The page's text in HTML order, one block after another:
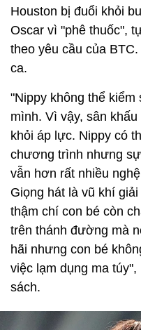
Houston bị đuổi khỏi
Oscar vì "phê thuốc",
theo yêu cầu của
ca.
"Nippy không thể
mình. Vì vậy, sân
khỏi áp lực. Nippy có
chương trình nhưng
vẫn hơn rất nhiều
Giọng hát là vũ khí
thậm chí con bé còn
trên thánh đường mà
hãi nhưng con bé
việc lạm dụng ma
sách.